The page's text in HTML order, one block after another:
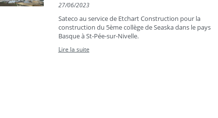
27/06/2023
Sateco au service de Etchart Construction pour la
construction du 5ème collège de Seaska dans le pays
Basque à St-Pée-sur-Nivelle.
Lire la suite